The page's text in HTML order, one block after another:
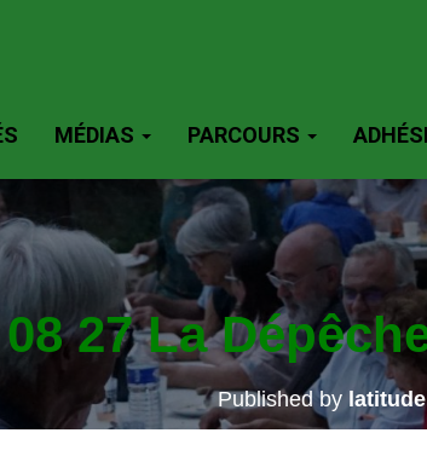
MÉDIAS PARCOURS
08 27 La
Published by latitude